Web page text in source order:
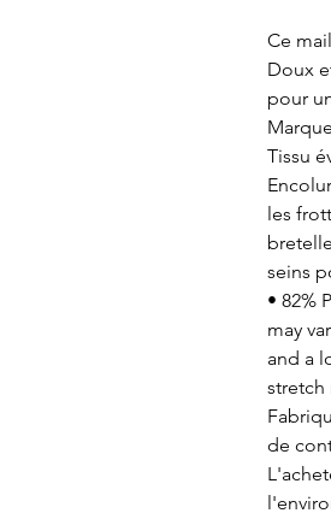
Ce
Doux
pour
Tissu
les
seins
• 82%
may
and a
stretch
de